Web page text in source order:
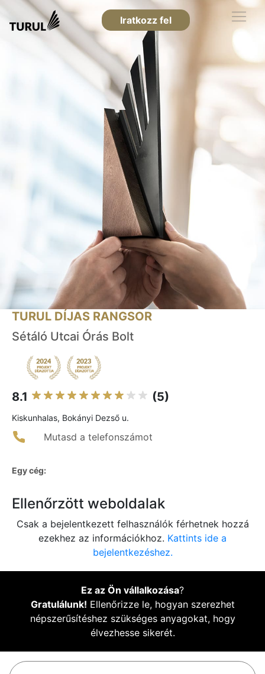
Iratkozz fel
TURUL DÍJAS RANGSOR
Sétáló Utcai Órás Bolt
8.1 (5)
Kiskunhalas, Bokányi Dezső u.
Mutasd a telefonszámot
Egy cég:
Ellenőrzött weboldalak
Csak a bejelentkezett felhasználók férhetnek hozzá
ezekhez az információkhoz. Kattints ide a
bejelentkezéshez.
Ez az Ön vállalkozása?
Gratulálunk! Ellenőrizze le, hogyan szerezhet
népszerűsítéshez szükséges anyagokat, hogy
élvezhesse sikerét.